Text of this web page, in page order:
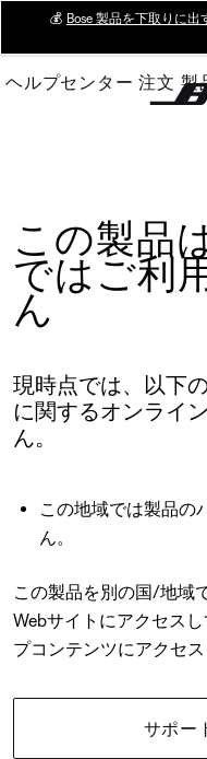
Main
💰 Bose 製品を下取りに
ヘルプセンター 注文 製
この製品
ではご利
ん
現時点では、以下
に関するオンライ
ん。
この地域では製品の
ん。
この製品を別の国/地域
Webサイトにアクセス
プコンテンツにアクセス
サポー